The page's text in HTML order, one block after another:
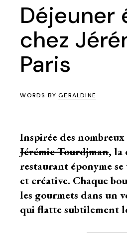
Déjeuner
chez
Paris
WORDS BYGERALDINE
Inspirée des
Jérémie Tourdjman, la
restaurant éponyme
et créative. Chaque
les gourmets dans un
qui flatte subtilement